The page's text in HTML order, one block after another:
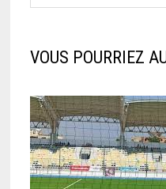
VOUS POURRIEZ